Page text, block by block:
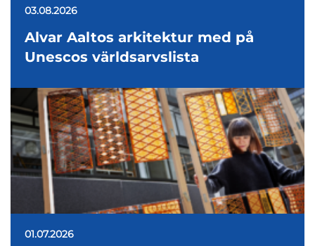
03.08.2026
Alvar Aaltos arkitektur med på
Unescos världsarvslista
01.07.2026